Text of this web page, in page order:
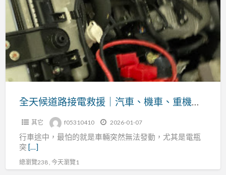
支
援
指
南
候
道
路
接
電
救
援
車、
車、
全天候道路接電救援｜汽車、機車、重機專業服務
其它 f05310410 2026-01-07
行車途中，最怕的就是車輛突然無法發動，尤其是電瓶
突 […]
總瀏覽238 , 今天瀏覽1